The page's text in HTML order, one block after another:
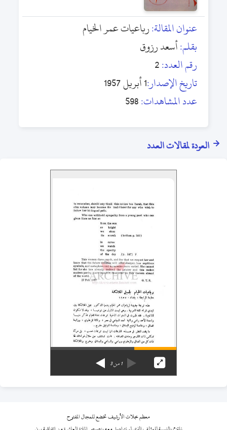
عنوان المقالة:رباعيات عمر الخيام
بقلم:أسعد رزوق
رقم العدد:2
تاريخ الإصدار:1 أبريل 1957
عدد المشاهدات:598
العودة لمقالات العدد
1من3
معظم مجلات الأرشيف تخضع للمجال المفتوح